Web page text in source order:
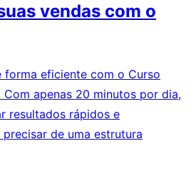
vendas com o
forma eficiente com o Curso
Com apenas 20 minutos por dia,
resultados rápidos e
de uma estrutura